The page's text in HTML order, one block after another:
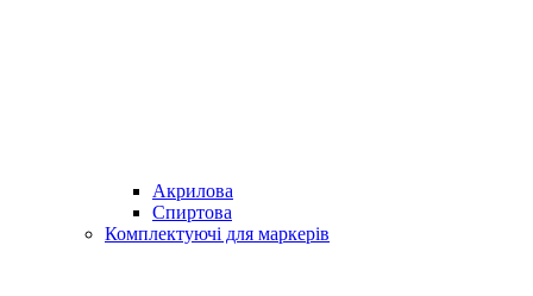
Акрилова
Спиртова
Комплектуючі для маркерів